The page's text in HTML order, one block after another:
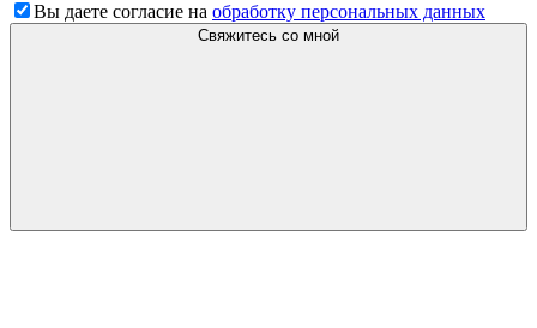
Вы даете согласие на обработку персональных данных
Свяжитесь со мной